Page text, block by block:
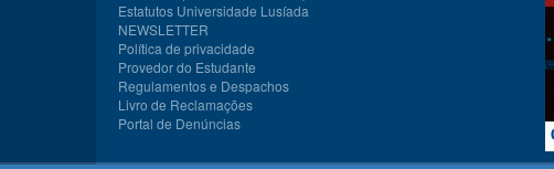
Estatutos Universidade Lusíada
NEWSLETTER
Política de privacidade
Provedor do Estudante
Regulamentos e Despachos
Livro de Reclamações
Portal de Denúncias